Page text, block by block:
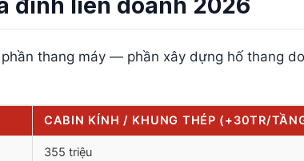
đình liên doanh 2026
thang máy — phần xây dựng hố thang
CABIN KÍNH / KHUNG THÉP (+30TR/
355 triệu